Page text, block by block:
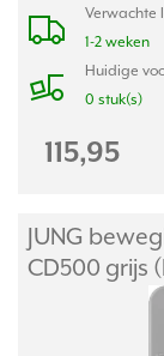
Verwachte
1-2 weken
Huidige
0 stuk(s)
115,95
JUNG
CD500 grijs